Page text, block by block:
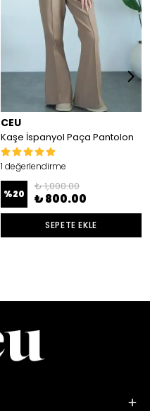
CEU
Kaşe İspanyol Paça Pantolon
1 değerlendirme
%20
₺ 1,000.00
₺ 800.00
SEPETE EKLE